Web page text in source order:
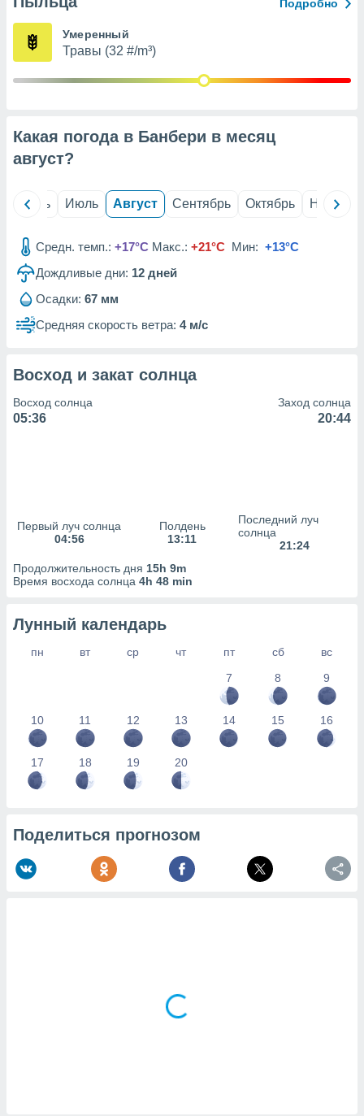
из
рекламы
сведения
Подробно
Умеренный
Травы (32 #/m³)
Какая погода в Банбери в месяц
август?
Июнь Июль Август Сентябрь Октябрь Ноябрь
Средн. темп.: +17°C Макс.: +21°C Мин: +13°C
Дождливые дни: 12 дней
Осадки: 67 мм
Средняя скорость ветра: 4 м/с
Восход и закат солнца
Восход солнца
05:36
Заход солнца
20:44
Первый луч солнца
04:56
Полдень
13:11
Последний луч
солнца
21:24
Продолжительность дня 15h 9m
Время восхода солнца 4h 48 min
Лунный календарь
пн вт ср чт пт сб
вс
7
8 9
10 11 12 13 14 15 16
17 18 19 20
Поделиться прогнозом